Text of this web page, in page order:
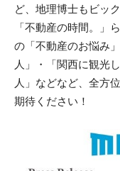
ど、地理博士もビッ
「不動産の時間。」
の「不動産のお悩み
人」・「関西に観光
人」などなど、全方
期待ください！